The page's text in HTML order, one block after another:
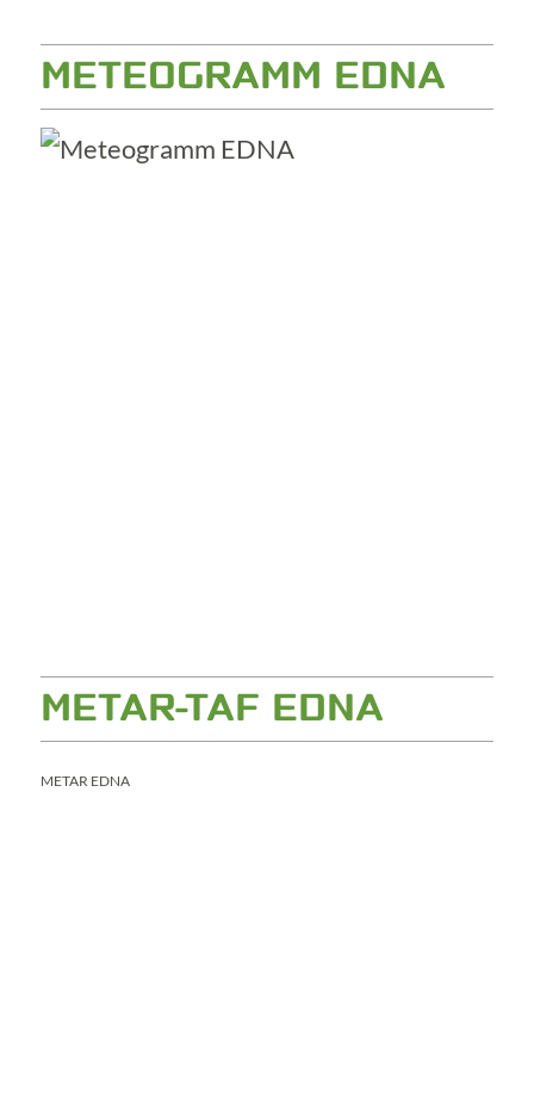
METEOGRAMM EDNA
METAR-TAF EDNA
METAR EDNA